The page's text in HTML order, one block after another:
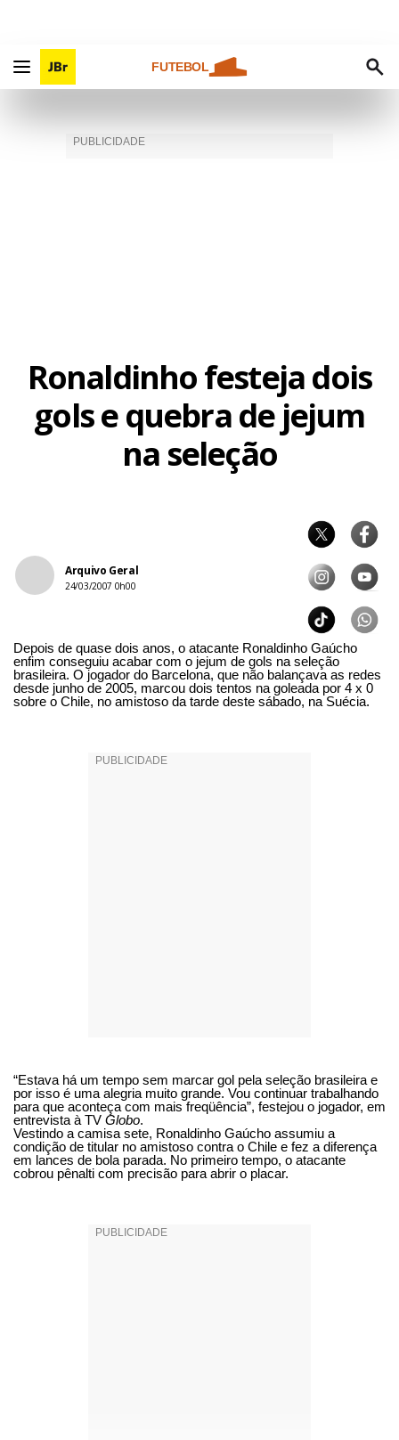
FUTEBOL
Ronaldinho festeja dois
gols e quebra de jejum
na seleção
Arquivo Geral
24/03/2007 0h00
Depois de quase dois anos, o atacante Ronaldinho Gaúcho
enfim conseguiu acabar com o jejum de gols na seleção
brasileira. O jogador do Barcelona, que não balançava as redes
desde junho de 2005, marcou dois tentos na goleada por 4 x 0
sobre o Chile, no amistoso da tarde deste sábado, na Suécia.
“Estava há um tempo sem marcar gol pela seleção brasileira e
por isso é uma alegria muito grande. Vou continuar trabalhando
para que aconteça com mais freqüência”, festejou o jogador, em
entrevista à TV Globo.
Vestindo a camisa sete, Ronaldinho Gaúcho assumiu a
condição de titular no amistoso contra o Chile e fez a diferença
em lances de bola parada. No primeiro tempo, o atacante
cobrou pênalti com precisão para abrir o placar.